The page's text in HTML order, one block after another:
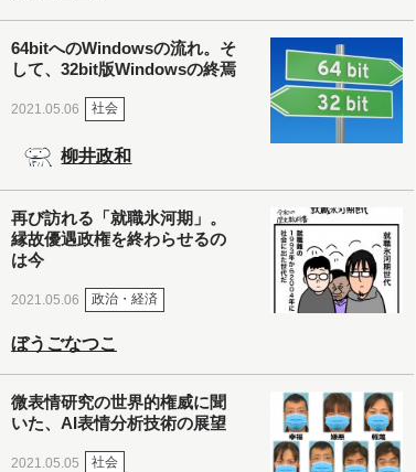
64bitへのWindowsの流れ。そ
して、32bit版Windowsの終焉
2021.05.06 社会
柳井政和
再び訪れる「就職氷河期」。
縁故優遇政権を終わらせるの
は今
2021.05.06 政治・経済
ぼうごなつこ
微表情研究の世界的権威に聞
いた、AI表情分析技術の展望
2021.05.05 社会